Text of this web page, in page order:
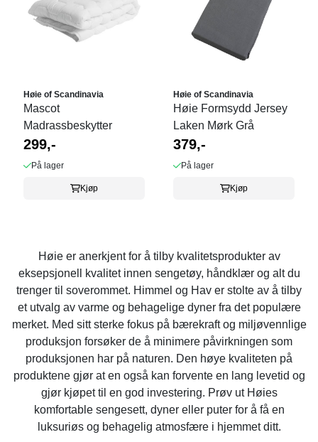
Høie of Scandinavia
Mascot
Madrassbeskytter
299,-
På lager
Kjøp
Høie of Scandinavia
Høie Formsydd Jersey
Laken Mørk Grå
379,-
På lager
Kjøp
Høie er anerkjent for å tilby kvalitetsprodukter av
eksepsjonell kvalitet innen sengetøy, håndklær og alt du
trenger til soverommet. Himmel og Hav er stolte av å tilby
et utvalg av varme og behagelige dyner fra det populære
merket. Med sitt sterke fokus på bærekraft og miljøvennlige
produksjon forsøker de å minimere påvirkningen som
produksjonen har på naturen. Den høye kvaliteten på
produktene gjør at en også kan forvente en lang levetid og
gjør kjøpet til en god investering. Prøv ut Høies
komfortable sengesett, dyner eller puter for å få en
luksuriøs og behagelig atmosfære i hjemmet ditt.